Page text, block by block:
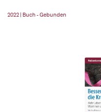
2022 | Buch - Gebunden